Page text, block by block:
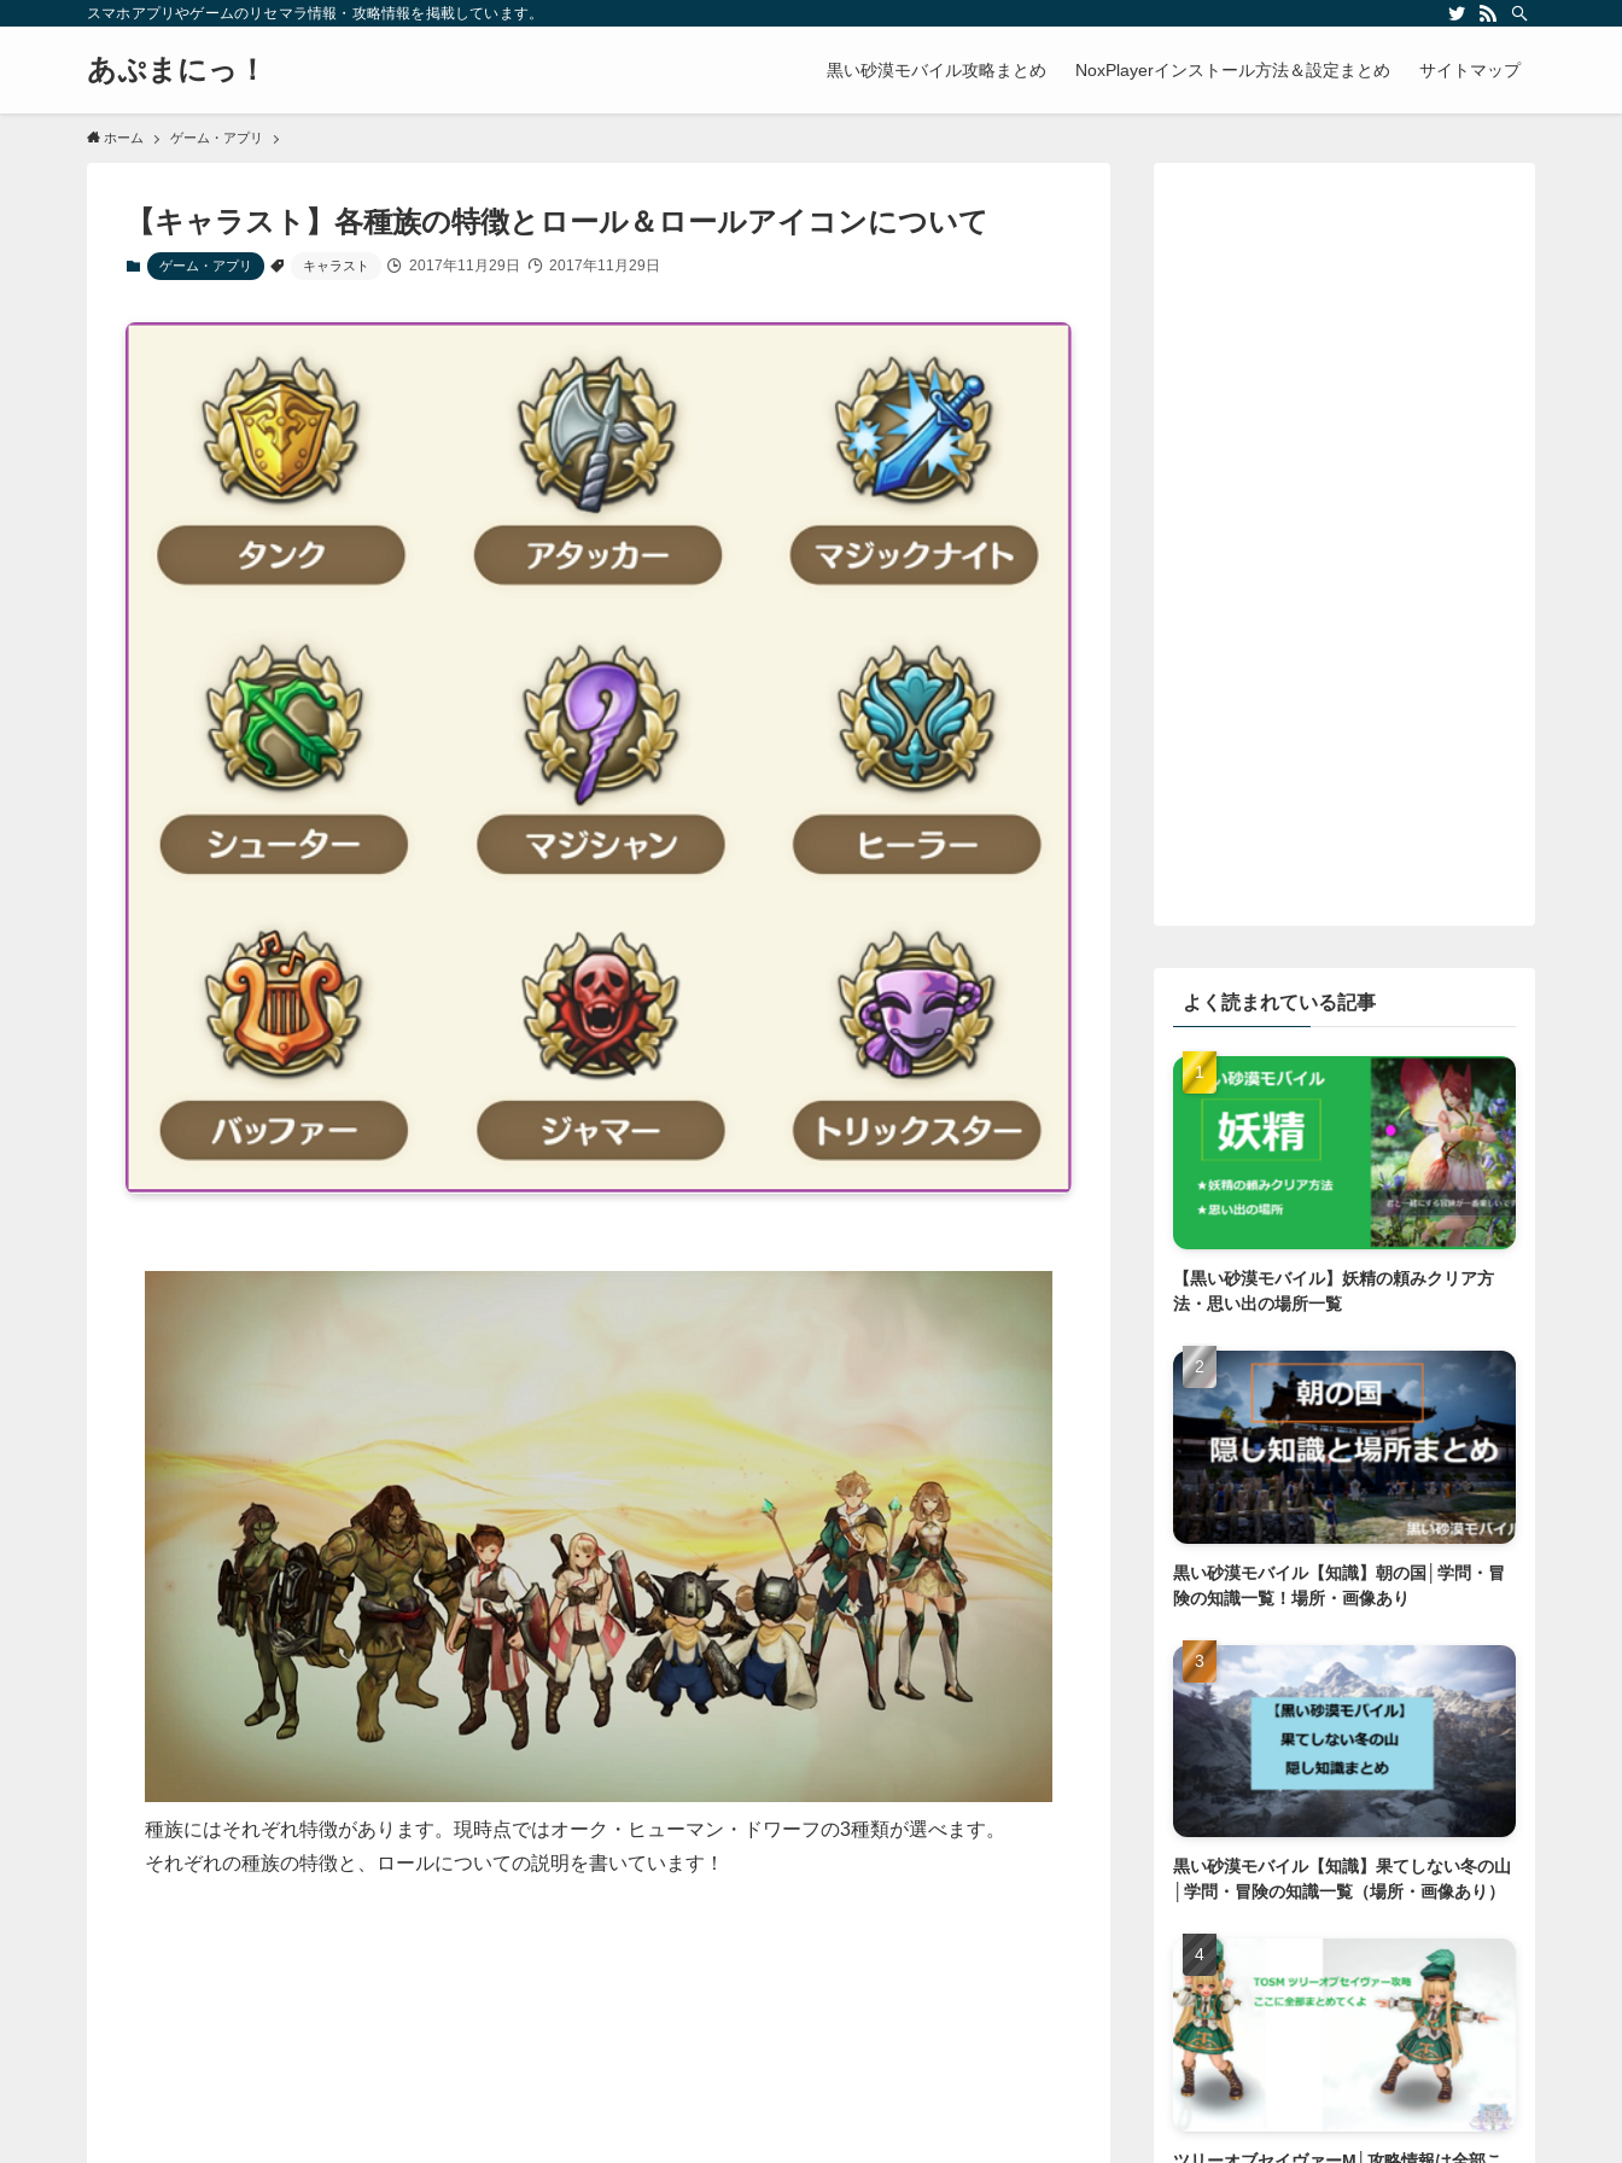
スマホアプリやゲームのリセマラ情報・攻略情報を掲載しています。
あぷまにっ！ 黒い砂漠モバイル攻略まとめ NoxPlayerインストール方法＆設定まとめ サイトマップ
ホーム ゲーム・アプリ
【キャラスト】各種族の特徴とロール＆ロールアイコンについて
ゲーム・アプリ キャラスト 2017年11月29日 2017年11月29日
種族にはそれぞれ特徴があります。現時点ではオーク・ヒューマン・ドワーフの3種類が選べます。
それぞれの種族の特徴と、 ロールについての説明 を書いています！
よく読まれている記事
【黒い砂漠モバイル】妖精の頼みクリア方
法・思い出の場所一覧
黒い砂漠モバイル【知識】朝の国│学問・冒
険の知識一覧！場所・画像あり
黒い砂漠モバイル【知識】果てしない冬の山
│学問・冒険の知識一覧（場所・画像あり）